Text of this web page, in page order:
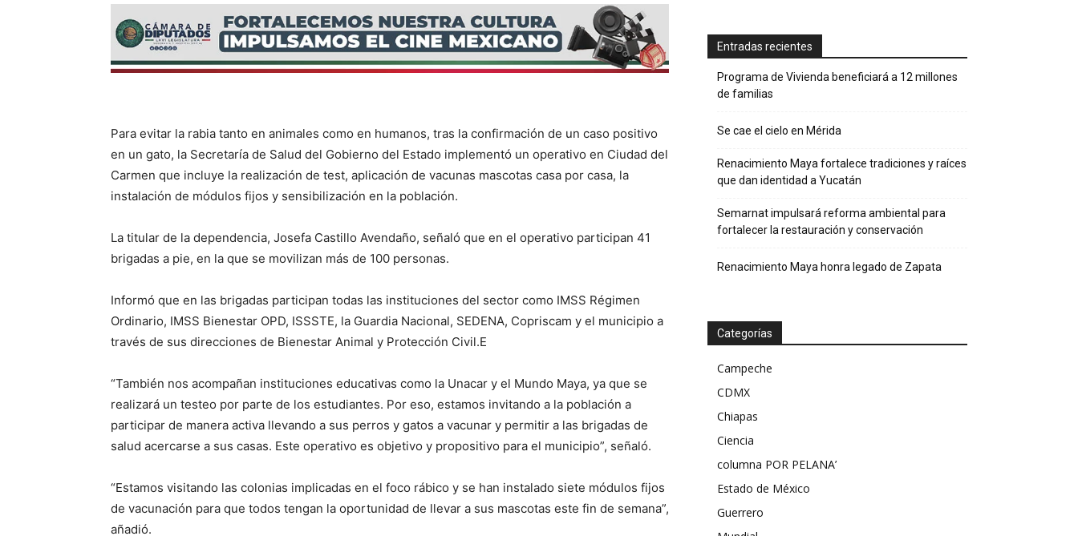
Para evitar la rabia tanto en animales como en humanos, tras la confirmación de un caso positivo
en un gato, la Secretaría de Salud del Gobierno del Estado implementó un operativo en Ciudad del
Carmen que incluye la realización de test, aplicación de vacunas mascotas casa por casa, la
instalación de módulos fijos y sensibilización en la población.
La titular de la dependencia, Josefa Castillo Avendaño, señaló que en el operativo participan 41
brigadas a pie, en la que se movilizan más de 100 personas.
Informó que en las brigadas participan todas las instituciones del sector como IMSS Régimen
Ordinario, IMSS Bienestar OPD, ISSSTE, la Guardia Nacional, SEDENA, Copriscam y el municipio a
través de sus direcciones de Bienestar Animal y Protección Civil.E
“También nos acompañan instituciones educativas como la Unacar y el Mundo Maya, ya que se
realizará un testeo por parte de los estudiantes. Por eso, estamos invitando a la población a
participar de manera activa llevando a sus perros y gatos a vacunar y permitir a las brigadas de
salud acercarse a sus casas. Este operativo es objetivo y propositivo para el municipio”, señaló.
“Estamos visitando las colonias implicadas en el foco rábico y se han instalado siete módulos fijos
de vacunación para que todos tengan la oportunidad de llevar a sus mascotas este fin de semana”,
añadió.
Entradas recientes
Programa de Vivienda beneficiará a 12 millones
de familias
Se cae el cielo en Mérida
Renacimiento Maya fortalece tradiciones y raíces
que dan identidad a Yucatán
Semarnat impulsará reforma ambiental para
fortalecer la restauración y conservación
Renacimiento Maya honra legado de Zapata
Categorías
Campeche
CDMX
Chiapas
Ciencia
columna POR PELANA’
Estado de México
Guerrero